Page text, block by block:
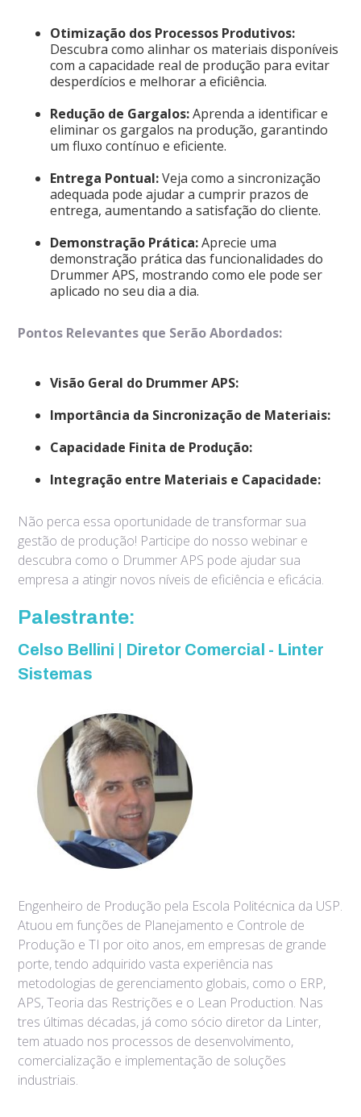
Otimização dos Processos Produtivos:
Descubra como alinhar os materiais disponíveis
com a capacidade real de produção para evitar
desperdícios e melhorar a eficiência.
Redução de Gargalos:Aprenda a identificar e
eliminar os gargalos na produção, garantindo
um fluxo contínuo e eficiente.
Entrega Pontual:Veja como a sincronização
adequada pode ajudar a cumprir prazos de
entrega, aumentando a satisfação do cliente.
Demonstração Prática:Aprecie uma
demonstração prática das funcionalidades do
Drummer APS, mostrando como ele pode ser
aplicado no seu dia a dia.
Pontos Relevantes que Serão Abordados:
Visão Geral do Drummer APS:
Importância da Sincronização de Materiais:
Capacidade Finita de Produção:
Integração entre Materiais e Capacidade:
Não perca essa oportunidade de transformar sua
gestão de produção! Participe do nosso webinar e
descubra como o Drummer APS pode ajudar sua
empresa a atingir novos níveis de eficiência e eficácia.
Palestrante:
Celso Bellini | Diretor Comercial - Linter
Sistemas
Engenheiro de Produção pela Escola Politécnica da USP.
Atuou em funções de Planejamento e Controle de
Produção e TI por oito anos, em empresas de grande
porte, tendo adquirido vasta experiência nas
metodologias de gerenciamento globais, como o ERP,
APS, Teoria das Restrições e o Lean Production. Nas
tres últimas décadas, já como sócio diretor da Linter,
tem atuado nos processos de desenvolvimento,
comercialização e implementação de soluções
industriais.